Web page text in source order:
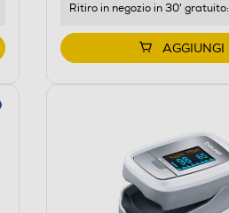
Ritiro in negozio in 30' gratuito:
AGGIUNGI